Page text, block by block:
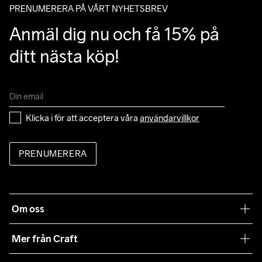
PRENUMERERA PÅ VÅRT NYHETSBREV
Anmäl dig nu och få 15% på
ditt nästa köp!
Klicka i för att acceptera våra användarvillkor
PRENUMERERA
Om oss
Mer från Craft